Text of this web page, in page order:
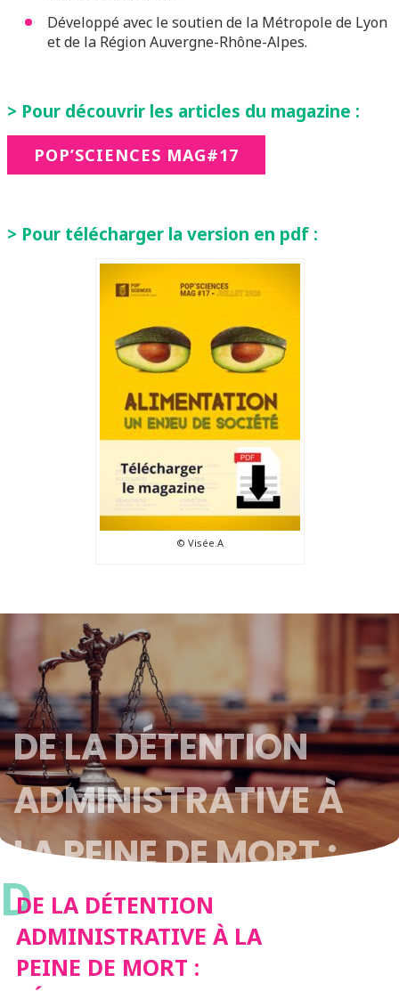
Développé avec le soutien de la Métropole de Lyon
et de la Région Auvergne-Rhône-Alpes.
> Pour découvrir les articles du magazine :
POP’SCIENCES MAG#17
> Pour télécharger la version en pdf :
© Visée.A
DE LA DÉTENTION
ADMINISTRATIVE À
LA PEINE DE MORT :
L’ÉVOLUTION D’UN
DROIT D’EXCEPTION
DDE LA DÉTENTION
ADMINISTRATIVE À LA
PEINE DE MORT :